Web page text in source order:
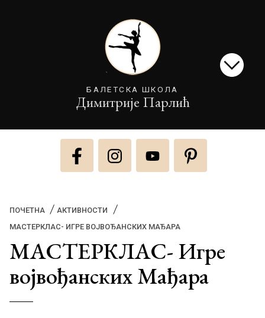
БАЛЕТСКА ШКОЛА
Димитрије Парлић
ПОЧЕТНА
АКТИВНОСТИ
МАСТЕРКЛАС- ИГРЕ ВОЈВОЂАНСКИХ МАЂАРА
МАСТЕРКЛАС- Игре
војвођанских Мађара